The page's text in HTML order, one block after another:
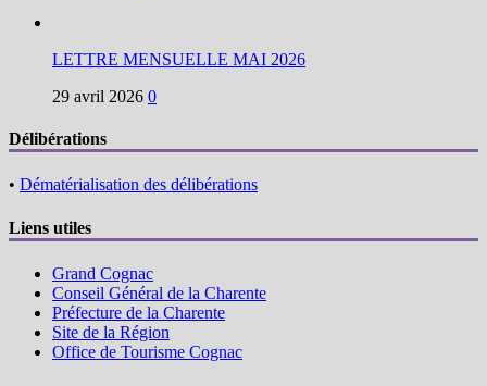
LETTRE MENSUELLE MAI 2026
29 avril 2026 0
Délibérations
• Dématérialisation des délibérations
Liens utiles
Grand Cognac
Conseil Général de la Charente
Préfecture de la Charente
Site de la Région
Office de Tourisme Cognac